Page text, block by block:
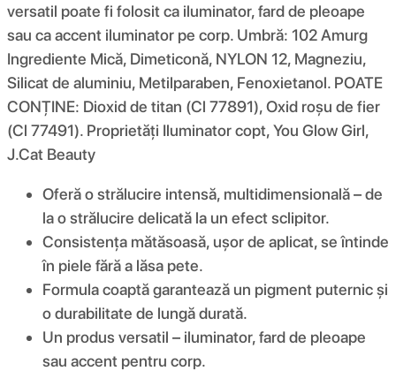
versatil poate fi folosit ca iluminator, fard de pleoape
sau ca accent iluminator pe corp. Umbră: 102 Amurg
Ingrediente Mică, Dimeticonă, NYLON 12, Magneziu,
Silicat de aluminiu, Metilparaben, Fenoxietanol. POATE
CONȚINE: Dioxid de titan (Cl 77891), Oxid roșu de fier
(Cl 77491). Proprietăți Iluminator copt, You Glow Girl,
J.Cat Beauty
Oferă o strălucire intensă, multidimensională – de
la o strălucire delicată la un efect sclipitor.
Consistența mătăsoasă, ușor de aplicat, se întinde
în piele fără a lăsa pete.
Formula coaptă garantează un pigment puternic și
o durabilitate de lungă durată.
Un produs versatil – iluminator, fard de pleoape
sau accent pentru corp.